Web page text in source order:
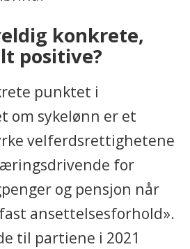
konkrete,
positive?
punktet i
om sykelønn er et
velferdsrettighetene
for
og pensjon når
ansettelsesforhold».
til partiene i 2021